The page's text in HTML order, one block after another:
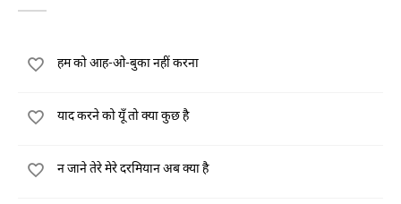
हम को आह-ओ-बुका नहीं करना
याद करने को यूँ तो क्या कुछ है
न जाने तेरे मेरे दरमियान अब क्या है